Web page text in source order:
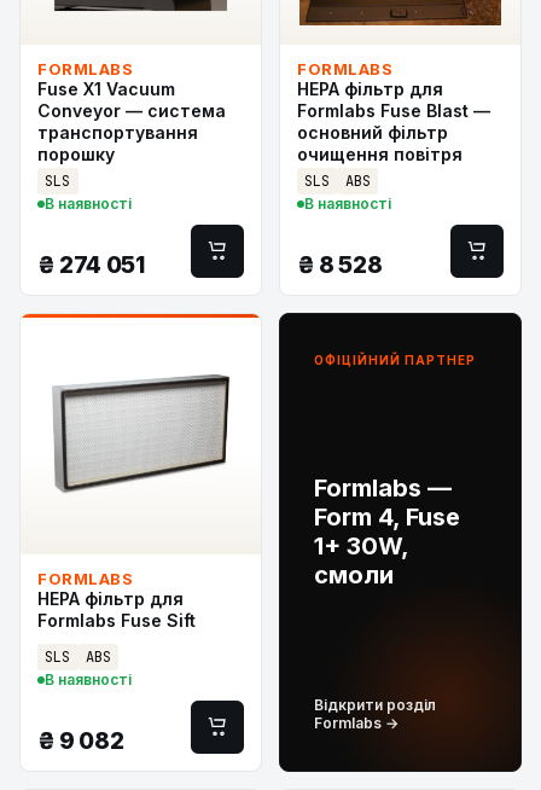
FORMLABS
Fuse X1 Vacuum
Conveyor — система
транспортування
порошку
SLS
В наявності
₴ 274 051
FORMLABS
HEPA фільтр для
Formlabs Fuse Blast —
основний фільтр
очищення повітря
SLS ABS
В наявності
₴ 8 528
FORMLABS
HEPA фільтр для
Formlabs Fuse Sift
SLS ABS
В наявності
₴ 9 082
ОФІЦІЙНИЙ ПАРТНЕР
Formlabs —
Form 4, Fuse
1+ 30W,
смоли
Відкрити розділ
Formlabs →